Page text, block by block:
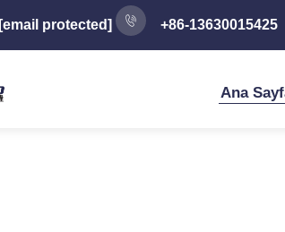
[email protected] +86-13630015425
Ana